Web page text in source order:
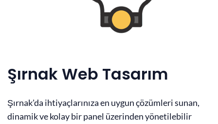
Şırnak Web Tasarım
Şırnak'da ihtiyaçlarınıza en uygun çözümleri sunan,
dinamik ve kolay bir panel üzerinden yönetilebilir